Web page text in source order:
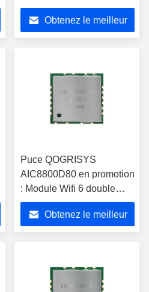
Obtenez le meilleur
Puce QOGRISYS
AIC8800D80 en promotion
: Module Wifi 6 double
bande 2.4/5.8 GHz 600
Mbps 1T1R USB avec
prise en charge Bluetooth
Obtenez le meilleur